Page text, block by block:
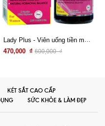
470,000 ₫ 600,000 ₫
KÉT SẮT CAO CẤP
SỨC KHỎE & LÀM ĐẸP